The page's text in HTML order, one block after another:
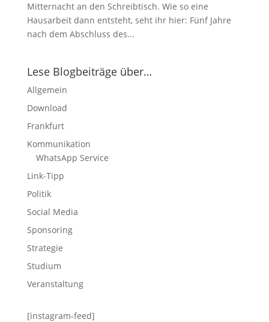
Mitternacht an den Schreibtisch. Wie so eine
Hausarbeit dann entsteht, seht ihr hier: Fünf Jahre
nach dem Abschluss des...
Lese Blogbeiträge über…
Allgemein
Download
Frankfurt
Kommunikation
WhatsApp Service
Link-Tipp
Politik
Social Media
Sponsoring
Strategie
Studium
Veranstaltung
[instagram-feed]